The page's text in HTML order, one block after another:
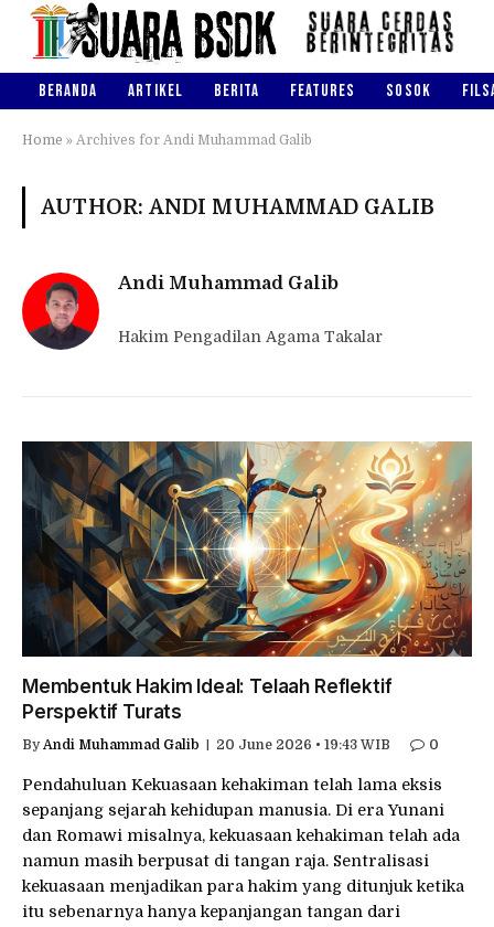
BERANDA ARTIKEL BERITA FEATURES SOSOK
Home » Archives for Andi Muhammad Galib
AUTHOR: ANDI MUHAMMAD GALIB
Andi Muhammad Galib
Hakim Pengadilan Agama Takalar
Membentuk Hakim Ideal: Telaah Reflektif
Perspektif Turats
By Andi Muhammad Galib 20 June 2026 • 19:43 WIB 0
Pendahuluan Kekuasaan kehakiman telah lama eksis
sepanjang sejarah kehidupan manusia. Di era Yunani
dan Romawi misalnya, kekuasaan kehakiman telah ada
namun masih berpusat di tangan raja. Sentralisasi
kekuasaan menjadikan para hakim yang ditunjuk ketika
itu sebenarnya hanya kepanjangan tangan dari